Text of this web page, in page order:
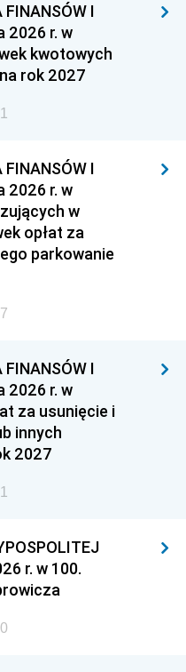
FINANSÓW I
2026 r. w
kwotowych
rok 2027
FINANSÓW I
2026 r. w
w
opłat za
parkowanie
FINANSÓW I
2026 r. w
za usunięcie i
innych
2027
r. w 100.